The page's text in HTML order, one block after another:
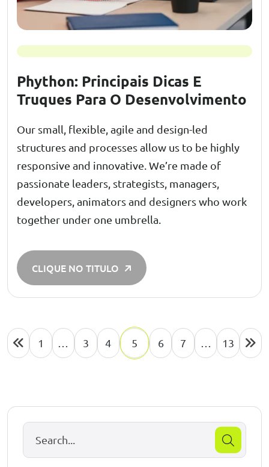
Phython: Principais Dicas E
Truques Para O Desenvolvimento
Our small, flexible, agile and design-led
structures and processes allow us to be highly
responsive and innovative. We’re made of
passionate leaders, strategists, managers,
developers, animators and designers who work
together under one umbrella.
CLIQUE NO TITULO
1 3 4 5 6 7 13